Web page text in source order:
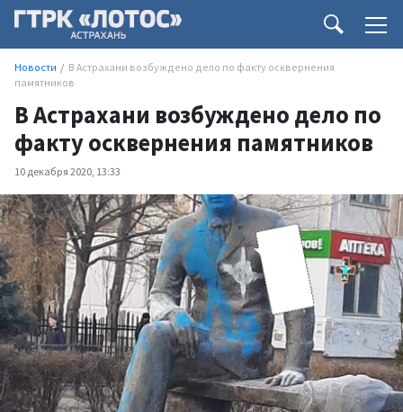
Новости
В Астрахани возбуждено дело по факту осквернения
памятников
В Астрахани возбуждено дело по
факту осквернения памятников
10 декабря 2020, 13:33